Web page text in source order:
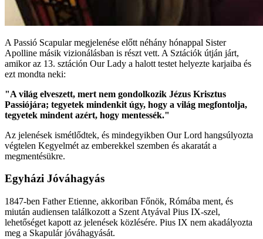
A Passió Scapular megjelenése előtt néhány hónappal Sister
Apolline másik vizionálásban is részt vett. A Sztációk útján járt,
amikor az 13. sztáción Our Lady a halott testet helyezte karjaiba és
ezt mondta neki:
"A világ elveszett, mert nem gondolkozik Jézus Krisztus
Passiójára; tegyetek mindenkit úgy, hogy a világ megfontolja,
tegyetek mindent azért, hogy mentessék."
Az jelenések ismétlődtek, és mindegyikben Our Lord hangsúlyozta
végtelen Kegyelmét az emberekkel szemben és akaratát a
megmentésükre.
Egyházi Jóváhagyás
1847-ben Father Etienne, akkoriban Főnök, Rómába ment, és
miután audiensen találkozott a Szent Atyával Pius IX-szel,
lehetőséget kapott az jelenések közlésére. Pius IX nem akadályozta
meg a Skapulár jóváhagyását.